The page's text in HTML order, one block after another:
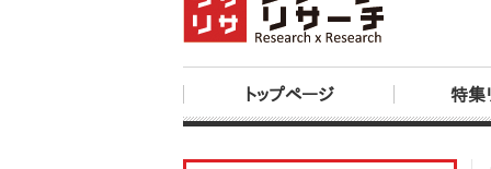
トップページ 特集